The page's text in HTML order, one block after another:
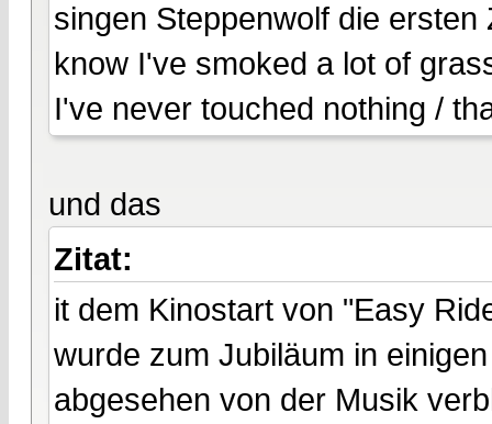
singen Steppenwolf die
know I've smoked a lot of
I've never touched nothing /
und das
Zitat:
it dem Kinostart von "Easy
wurde zum Jubiläum in
abgesehen von der Musik